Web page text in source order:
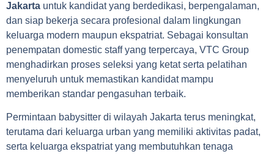
Jakarta untuk kandidat yang berdedikasi, berpengalaman,
dan siap bekerja secara profesional dalam lingkungan
keluarga modern maupun ekspatriat. Sebagai konsultan
penempatan domestic staff yang terpercaya, VTC Group
menghadirkan proses seleksi yang ketat serta pelatihan
menyeluruh untuk memastikan kandidat mampu
memberikan standar pengasuhan terbaik.
Permintaan babysitter di wilayah Jakarta terus meningkat,
terutama dari keluarga urban yang memiliki aktivitas padat,
serta keluarga ekspatriat yang membutuhkan tenaga